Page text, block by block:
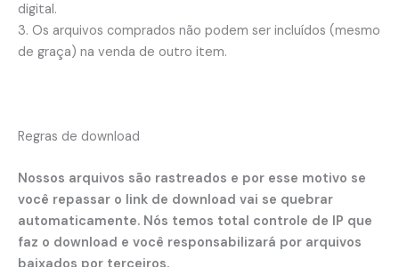
digital.
3. Os arquivos comprados não podem ser incluídos (mesmo
de graça) na venda de outro item.
Regras de download
Nossos arquivos são rastreados e por esse motivo se
você repassar o link de download vai se quebrar
automaticamente. Nós temos total controle de IP que
faz o download e você responsabilizará por arquivos